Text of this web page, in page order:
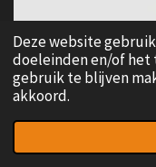
Deze website
doeleinden en/of het
gebruik te blijven
akkoord.